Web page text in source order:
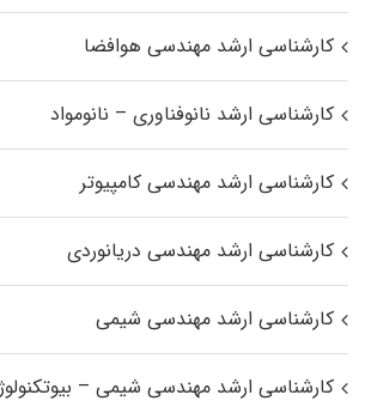
کارشناسی ارشد مهندسی هوافضا
کارشناسی ارشد نانوفناوری – نانومواد
کارشناسی ارشد مهندسی کامپیوتر
کارشناسی ارشد مهندسی دریانوردی
کارشناسی ارشد مهندسی شیمی
کارشناسی ارشد مهندسی شیمی –